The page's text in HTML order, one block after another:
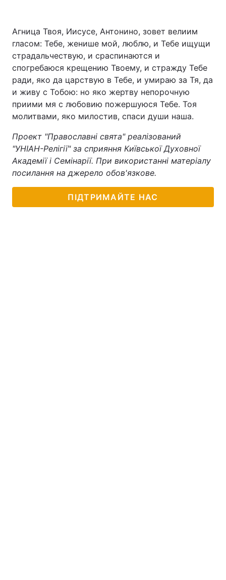
Агница Твоя, Иисусе, Антонино, зовет велиим
гласом: Тебе, женише мой, люблю, и Тебе ищущи
страдальчествую, и сраспинаются и
спогребаюся крещению Твоему, и стражду Тебе
ради, яко да царствую в Тебе, и умираю за Тя, да
и живу с Тобою: но яко жертву непорочную
приими мя с любовию пожершуюся Тебе. Тоя
молитвами, яко милостив, спаси души наша.
Проект "Православні свята" реалізований
"УНІАН-Релігії" за сприяння Київської Духовної
Академії і Семінарії. При використанні матеріалу
посилання на джерело обов'язкове.
ПІДТРИМАЙТЕ НАС